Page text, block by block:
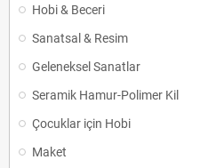
Hobi & Beceri
Sanatsal & Resim
Geleneksel Sanatlar
Seramik Hamur-Polimer Kil
Çocuklar için Hobi
Maket